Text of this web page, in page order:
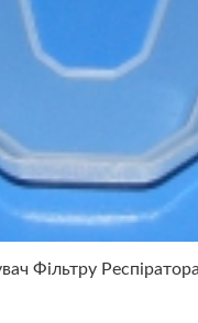
Фільтру